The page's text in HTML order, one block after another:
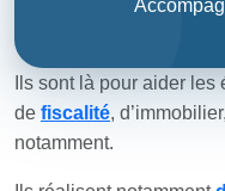
Ils sont là pour aider
de fiscalité,
notamment.